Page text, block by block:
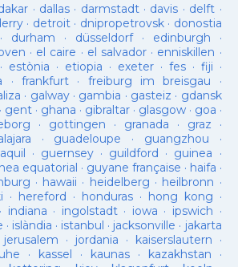
· dallas · darmstadt· davis · delft ·
· detroit· dnipropetrovsk· donostia
durham · düsseldorf· edinburgh ·
· el caire · el salvador · enniskillen ·
· estònia · etiopia · exeter· fes· fiji ·
· frankfurt· freiburg im breisgau ·
· galway· gambia · gasteiz · gdansk
· gent· ghana · gibraltar· glasgow· goa ·
· gottingen · granada · graz ·
· guadeloupe · guangzhou ·
· guernsey· guildford · guinea ·
equatorial · guyane française · haifa ·
· hawaii · heidelberg · heilbronn ·
· hereford · honduras· hong kong ·
· indiana · ingolstadt· iowa · ipswich ·
· islàndia · istanbul · jacksonville · jakarta
jerusalem · jordania · kaiserslautern ·
· kassel · kaunas· kazakhstan ·